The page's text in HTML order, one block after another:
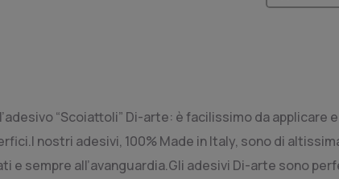
“Scoiattoli” Di-arte: è facilissimo da
nostri adesivi, 100% Made in Italy, sono di
e sempre all’avanguardia.Gli adesivi Di-arte sono